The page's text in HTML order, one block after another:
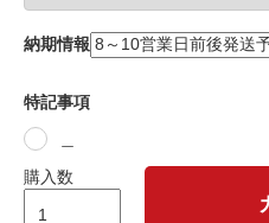
納期情報
特記事項
購入数